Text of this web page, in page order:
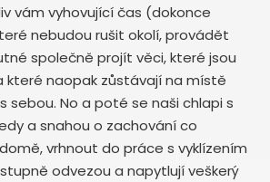
vám vyhovující čas (dokonce
nebudou rušit okolí, provádět
společně projít věci, které jsou
které naopak zůstávají na místě
sebou. No a poté se naši chlapi s
a snahou o zachování co
vrhnout do práce s vyklízením
odvezou a napytlují veškerý